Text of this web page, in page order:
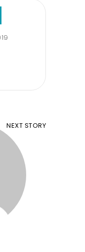
NEXT STORY